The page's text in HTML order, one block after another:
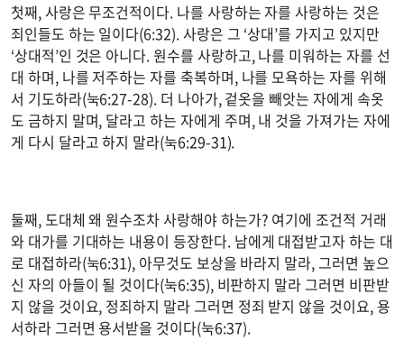
첫째, 사랑은 무조건적이다. 나를 사랑하는 자를 사랑하는 것은
죄인들도 하는 일이다(6:32). 사랑은 그 ‘상대’를 가지고 있지만
‘상대적’인 것은 아니다. 원수를 사랑하고, 나를 미워하는 자를 선
대 하며, 나를 저주하는 자를 축복하며, 나를 모욕하는 자를 위해
서 기도하라(눅6:27-28). 더 나아가, 겉옷을 빼앗는 자에게 속옷
도 금하지 말며, 달라고 하는 자에게 주며, 내 것을 가져가는 자에
게 다시 달라고 하지 말라(눅6:29-31).
둘째, 도대체 왜 원수조차 사랑해야 하는가? 여기에 조건적 거래
와 대가를 기대하는 내용이 등장한다. 남에게 대접받고자 하는 대
로 대접하라(눅6:31), 아무것도 보상을 바라지 말라, 그러면 높으
신 자의 아들이 될 것이다(눅6:35), 비판하지 말라 그러면 비판받
지 않을 것이요, 정죄하지 말라 그러면 정죄 받지 않을 것이요, 용
서하라 그러면 용서받을 것이다(눅6:37).